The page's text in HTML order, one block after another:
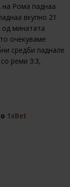
на Рома паднаа
вкупно 21
од минатата
очекуваме
средби паднале
реми 3:3,
1хBet